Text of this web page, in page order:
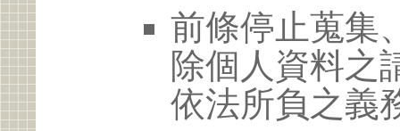
前條停止蒐集
除個人資料之
依法所負之義